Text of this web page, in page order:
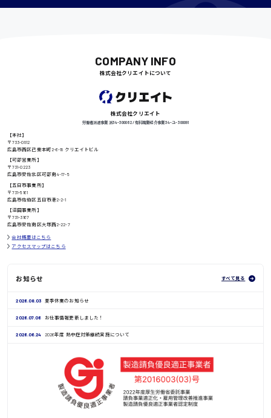
高知県
鳥取県
日給8000円〜
COMPANY INFO
株式会社クリエイトについて
株式会社クリエイト
労働者派遣事業 派34-300062 / 有料職業紹介事業 34-ユ-300091
【本社】
〒733-0812
広島市西区己斐本町2-6-18 クリエイトビル
【可部営業所】
〒731-0223
広島市安佐北区可部南4-17-5
【五日市事業所】
〒731-5161
広島市佐伯区五日市港2-2-1
【沼田事業所】
〒731-3167
広島市安佐南区大塚西2-22-7
会社概要はこちら
アクセスマップはこちら
お知らせ すべて見る
2026.08.03 夏季休業のお知らせ
2026.07.06 お仕事情報更新しました！
2026.06.24 2026年度 熱中症対策継続実施について